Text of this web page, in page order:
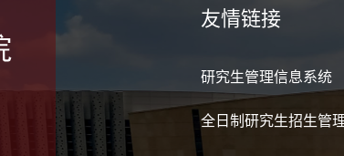
友情链接
研究生管理信息系统
全日制研究生招生管